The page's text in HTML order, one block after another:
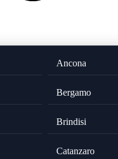
Ancona
Bergamo
Brindisi
Catanzaro